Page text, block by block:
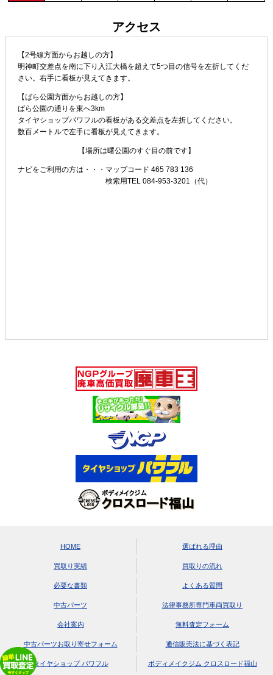
アクセス
【2号線方面からお越しの方】
明神町交差点を南に下り入江大橋を超えて5つ目の信号を左折してくだ
さい。右手に看板が見えてきます。
【ばら公園方面からお越しの方】
ばら公園の通りを東へ3km
タイヤショップパワフルの看板がある交差点を左折してください。
数百メートルで左手に看板が見えてきます。
【場所は曙公園のすぐ目の前です】
ナビをご利用の方は・・・ マップコード 465 783 136
検索用TEL 084-953-3201（代）
HOME 選ばれる理由
買取り実績 買取りの流れ
必要な書類 よくある質問
中古パーツ 法律事務所専門車両買取り
会社案内 無料査定フォーム
中古パーツお取り寄せフォーム 通信販売法に基づく表記
タイヤショップ パワフル ボディメイクジム クロスロード福山